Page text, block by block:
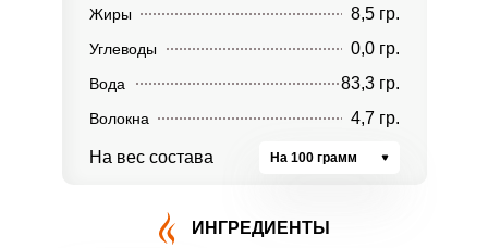
Жиры 8,5 гр.
Углеводы 0,0 гр.
Вода 83,3 гр.
Волокна 4,7 гр.
На вес состава На 100 грамм
ИНГРЕДИЕНТЫ